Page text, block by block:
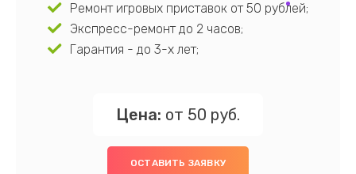
Ремонт игровых приставок от 50 рублей;
Экспресс-ремонт до 2 часов;
Гарантия - до 3-х лет;
Цена: от 50 руб.
ОСТАВИТЬ ЗАЯВКУ